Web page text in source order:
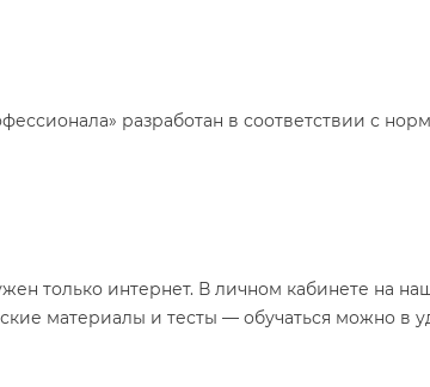
разработан в соответствии с
только интернет. В личном кабинете на
материалы и тесты — обучаться можно в